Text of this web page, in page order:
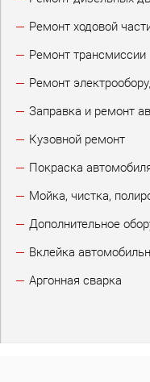
Ремонт ходовой
Ремонт трансмиссии
Ремонт
Заправка и ремонт
Кузовной ремонт
Покраска
Мойка, чистка,
Дополнительное
Вклейка
Аргонная сварка